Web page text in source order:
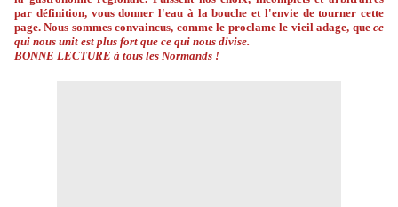
par définition, vous donner l'eau à la bouche et l'envie de tourner cette
page. Nous sommes convaincus, comme le proclame le vieil adage, que ce
qui nous unit est plus fort que ce qui nous divise.­­­­
BONNE LECTURE à tous les Normands !